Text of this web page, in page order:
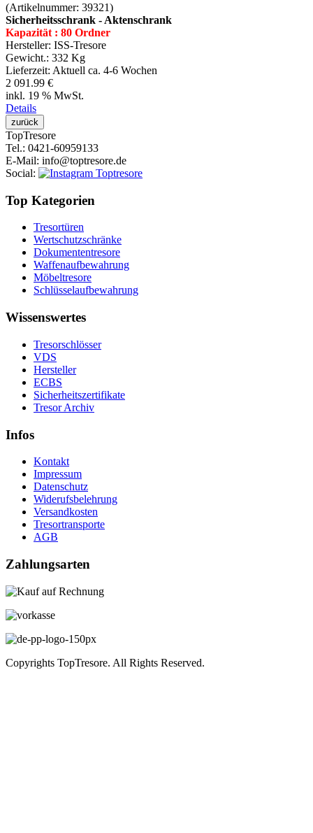
(Artikelnummer: 39321)
Sicherheitsschrank - Aktenschrank
Kapazität : 80 Ordner
Hersteller: ISS-Tresore
Gewicht.: 332 Kg
Lieferzeit: Aktuell ca. 4-6 Wochen
2 091.99 €
inkl. 19 % MwSt.
Details
TopTresore
Tel.: 0421-60959133
E-Mail: info@toptresore.de
Social:
Top Kategorien
Tresortüren
Wertschutzschränke
Dokumententresore
Waffenaufbewahrung
Möbeltresore
Schlüsselaufbewahrung
Wissenswertes
Tresorschlösser
VDS
Hersteller
ECBS
Sicherheitszertifikate
Tresor Archiv
Infos
Kontakt
Impressum
Datenschutz
Widerufsbelehrung
Versandkosten
Tresortransporte
AGB
Zahlungsarten
Copyrights TopTresore. All Rights Reserved.